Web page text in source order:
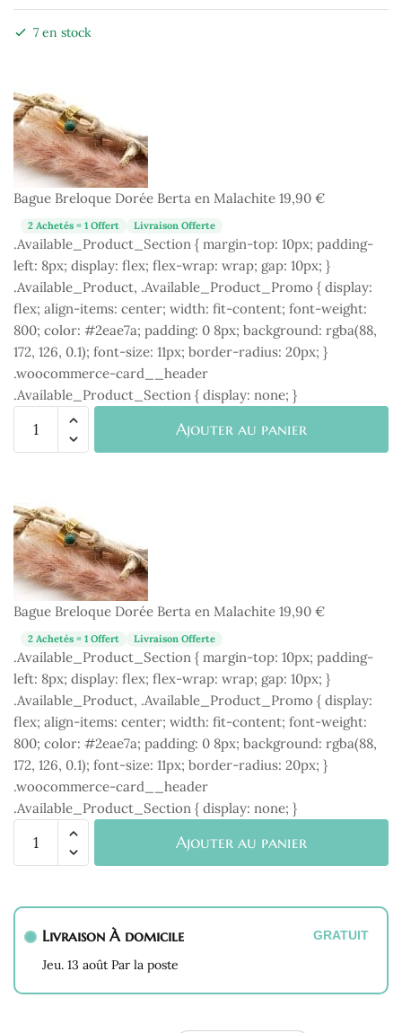
7 en stock
Bague Breloque Dorée Berta en Malachite 19,90 €
2 Achetés = 1 Offert Livraison Offerte
.Available_Product_Section { margin-top: 10px; padding-
left: 8px; display: flex; flex-wrap: wrap; gap: 10px; }
.Available_Product, .Available_Product_Promo { display:
flex; align-items: center; width: fit-content; font-weight:
800; color: #2eae7a; padding: 0 8px; background: rgba(88,
172, 126, 0.1); font-size: 11px; border-radius: 20px; }
.woocommerce-card__header
.Available_Product_Section { display: none; }
Bague
Dorée
Berta
en
Malachite
Ajouter au panier
Bague Breloque Dorée Berta en Malachite 19,90 €
2 Achetés = 1 Offert Livraison Offerte
.Available_Product_Section { margin-top: 10px; padding-
left: 8px; display: flex; flex-wrap: wrap; gap: 10px; }
.Available_Product, .Available_Product_Promo { display:
flex; align-items: center; width: fit-content; font-weight:
800; color: #2eae7a; padding: 0 8px; background: rgba(88,
172, 126, 0.1); font-size: 11px; border-radius: 20px; }
.woocommerce-card__header
.Available_Product_Section { display: none; }
Bague
Dorée
Berta
Ajouter au panier
Livraison À domicile GRATUIT
Jeu. 13 août Par la poste